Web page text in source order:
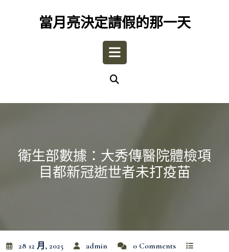
當月亮決定請假的那一天
Open
衛生部數據：大秀傳醫院體檢項
目都新冠逝世者未打疫苗
28 12 月, 2025 admin
0 Comments